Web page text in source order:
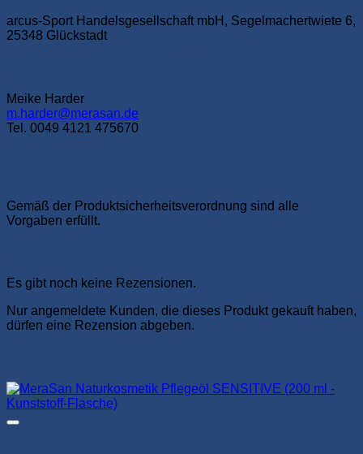
arcus-Sport Handelsgesellschaft mbH, Segelmachertwiete 6,
25348 Glückstadt
Meike Harder
m.harder@merasan.de
Tel. 0049 4121 475670
Gemäß der Produktsicherheitsverordnung sind alle
Vorgaben erfüllt.
Es gibt noch keine Rezensionen.
Nur angemeldete Kunden, die dieses Produkt gekauft haben,
dürfen eine Rezension abgeben.